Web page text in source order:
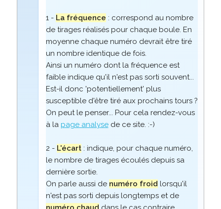
1 - La fréquence : correspond au nombre
de tirages réalisés pour chaque boule. En
moyenne chaque numéro devrait être tiré
un nombre identique de fois.
Ainsi un numéro dont la fréquence est
faible indique qu'il n'est pas sorti souvent...
Est-il donc 'potentiellement' plus
susceptible d'être tiré aux prochains tours ?
On peut le penser... Pour cela rendez-vous
à la page analysede ce site. :-)
2 - L'écart: indique, pour chaque numéro,
le nombre de tirages écoulés depuis sa
dernière sortie.
On parle aussi de numéro froid lorsqu'il
n'est pas sorti depuis longtemps et de